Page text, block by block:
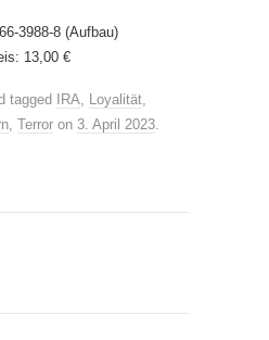
3988-8 (Aufbau)
13,00 €
tagged IRA Loyalität
Terror on 3. April 2023